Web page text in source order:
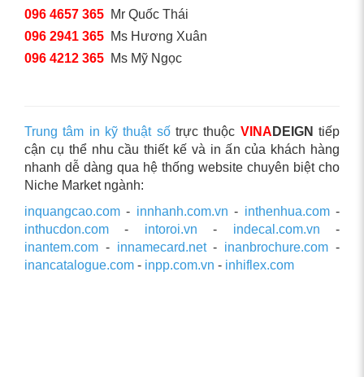
096 4657 365 Mr Quốc Thái
096 2941 365 Ms Hương Xuân
096 4212 365 Ms Mỹ Ngọc
Trung tâm in kỹ thuật sốtrực thuộc VINA DEIGN tiếp
cận cụ thể nhu cầu thiết kế và in ấn của khách hàng
nhanh dễ dàng qua hệ thống website chuyên biệt cho
Niche Market ngành:
inquangcao.com - innhanh.com.vn - inthenhua.com-
inthucdon.com - intoroi.vn - indecal.com.vn -
inantem.com - innamecard.net- inanbrochure.com -
inancatalogue.com - inpp.com.vn - inhiflex.com